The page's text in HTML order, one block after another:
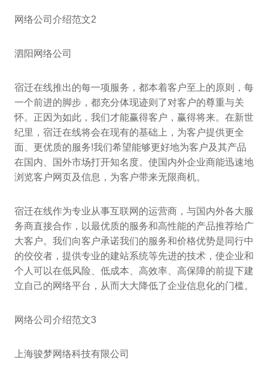
网络公司介绍范文2
泗阳网络公司
宿迁在线推出的每一项服务，都本着客户至上的原则，每
一个前进的脚步，都充分体现迹则了对客户的尊重与关
怀。正因为如此，我们才能赢得客户，赢得将来。在新世
纪里，宿迁在线将会在现有的基础上，为客户提供更全
面、更优质的服务!我们希望能够更好地为客户及其产品
在国内、国外市场打开知名度。使国内外企业商能迅速地
浏览客户网页及信息，为客户带来无限商机。
宿迁在线作为专业从事互联网的运营商，与国内外各大服
务商直接合作，以最优质的服务和高性能的产品推荐给广
大客户。我们向客户承诺我们的服务和价格优势是同行中
的佼佼者，提供专业的建站系统等先进的技术，使企业和
个人可以在低风险、低成本、高效率、高保障的前提下建
立自己的网络平台，从而大大降低了企业信息化的门槛。
网络公司介绍范文3
上海骏梦网络科技有限公司